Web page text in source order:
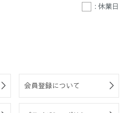
: 休業日
会員登録について